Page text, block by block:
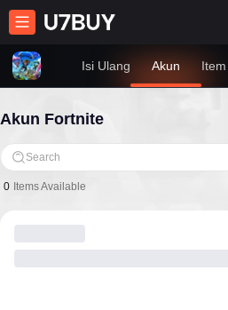
Isi Ulang Akun Item
Akun Fortnite
Search
0 Items Available